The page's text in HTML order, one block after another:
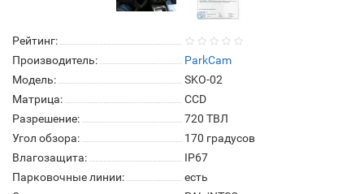
Рейтинг:
Производитель:
ParkCam
Модель:
SKO-02
Матрица:
СCD
Разрешение:
720 ТВЛ
Угол обзора:
170 градусов
Влагозащита:
IP67
Парковочные линии:
есть